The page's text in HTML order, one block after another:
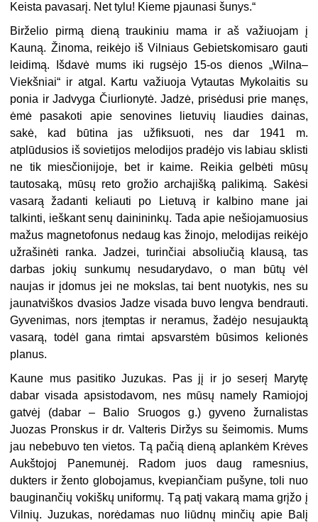
Keista pavasarį. Net tylu! Kieme pjaunasi šunys.“
Birželio pirmą dieną traukiniu mama ir aš važiuojam į
Kauną. Žinoma, reikėjo iš Vilniaus Gebietskomisaro gauti
leidimą. Išdavė mums iki rugsėjo 15-os dienos „Wilna–
Viekšniai“ ir atgal. Kartu važiuoja Vytautas Mykolaitis su
ponia ir Jadvyga Čiurlionytė. Jadzė, prisėdusi prie manęs,
ėmė pasakoti apie senovines lietuvių liaudies dainas,
sakė, kad būtina jas užfiksuoti, nes dar 1941 m.
atplūdusios iš sovietijos melodijos pradėjo vis labiau sklisti
ne tik miesčionijoje, bet ir kaime. Reikia gelbėti mūsų
tautosaką, mūsų reto grožio archajišką palikimą. Sakėsi
vasarą žadanti keliauti po Lietuvą ir kalbino mane jai
talkinti, ieškant senų dainininkų. Tada apie nešiojamuosius
mažus magnetofonus nedaug kas žinojo, melodijas reikėjo
užrašinėti ranka. Jadzei, turinčiai absoliučią klausą, tas
darbas jokių sunkumų nesudarydavo, o man būtų vėl
naujas ir įdomus jei ne mokslas, tai bent nuotykis, nes su
jaunatviškos dvasios Jadze visada buvo lengva bendrauti.
Gyvenimas, nors įtemptas ir neramus, žadėjo nesujauktą
vasarą, todėl gana rimtai apsvarstėm būsimos kelionės
planus.
Kaune mus pasitiko Juzukas. Pas jį ir jo seserį Marytę
dabar visada apsistodavom, nes mūsų namely Ramiojoj
gatvėj (dabar – Balio Sruogos g.) gyveno žurnalistas
Juozas Pronskus ir dr. Valteris Diržys su šeimomis. Mums
jau nebebuvo ten vietos. Tą pačią dieną aplankėm Krėves
Aukštojoj Panemunėj. Radom juos daug ramesnius,
dukters ir žento globojamus, kvepiančiam pušyne, toli nuo
bauginančių vokiškų uniformų. Tą patį vakarą mama grįžo į
Vilnių. Juzukas, norėdamas nuo liūdnų minčių apie Balį